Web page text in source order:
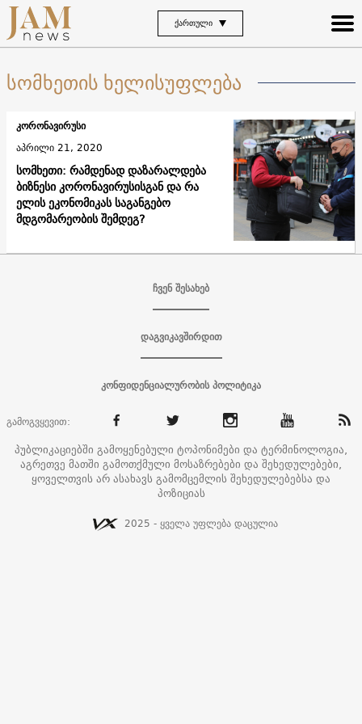
ᲥᲐᲠᲗᲣᲚᲘ
სომხეთის ხელისუფლება
სომხეთი: რამდენად დაზარალდება
ბიზნესი კორონავირუსისგან და რა
ელის ეკონომიკას საგანგებო
მდგომარეობის შემდეგ?
კორონავირუსი
აპრილი 21, 2020
ჩვენ შესახებ
დაგვიკავშირდით
კონფიდენციალურობის პოლიტიკა
გამოგვყევით:
პუბლიკაციებში გამოყენებული ტოპონიმები და ტერმინოლოგია,
აგრეთვე მათში გამოთქმული მოსაზრებები და შეხედულებები,
ყოველთვის არ ასახავს გამომცემლის შეხედულებებსა და
პოზიციას
2025 - ყველა უფლება დაცულია